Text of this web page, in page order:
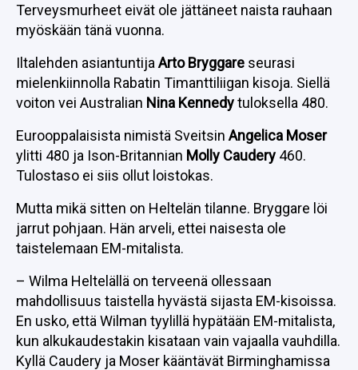
Terveysmurheet eivät ole jättäneet naista rauhaan
myöskään tänä vuonna.
Iltalehden asiantuntija Arto Bryggare seurasi
mielenkiinnolla Rabatin Timanttiliigan kisoja. Siellä
voiton vei Australian Nina Kennedytuloksella 480.
Eurooppalaisista nimistä Sveitsin Angelica Moser
ylitti 480 ja Ison-Britannian Molly Caudery 460.
Tulostaso ei siis ollut loistokas.
Mutta mikä sitten on Heltelän tilanne. Bryggare löi
jarrut pohjaan. Hän arveli, ettei naisesta ole
taistelemaan EM-mitalista.
– Wilma Heltelällä on terveenä ollessaan
mahdollisuus taistella hyvästä sijasta EM-kisoissa.
En usko, että Wilman tyylillä hypätään EM-mitalista,
kun alkukaudestakin kisataan vain vajaalla vauhdilla.
Kyllä Caudery ja Moser kääntävät Birminghamissa